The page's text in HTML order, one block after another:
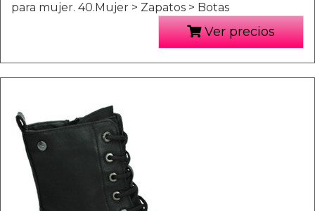
para mujer. 40.Mujer > Zapatos > Botas
Ver precios